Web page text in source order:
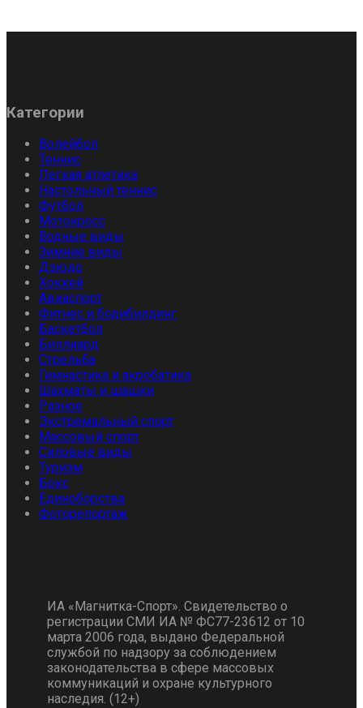
Категории
Волейбол
Теннис
Легкая атлетика
Настольный теннис
Футбол
Мотокросс
Водные виды
Зимние виды
Дзюдо
Хоккей
Авиаспорт
Фитнес и бодибилдинг
Баскетбол
Биллиард
Стрельба
Гимнастика и акробатика
Шахматы и шашки
Разное
Экстремальный спорт
Массовый спорт
Силовые виды
Туризм
Бокс
Единоборства
Фоторепортаж
ИА «Магнитка-Спорт». Свидетельство о
регистрации СМИ ИА № ФС77-23612 от 10
марта 2006 года, выдано Федеральной
службой по надзору за соблюдением
законодательства в сфере массовых
коммуникаций и охране культурного
наследия. (12+)